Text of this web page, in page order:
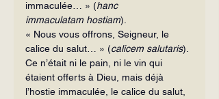
immaculée… » (hanc
immaculatam hostiam).
« Nous vous offrons, Seigneur, le
calice du salut… » (calicem salutaris).
Ce n’était ni le pain, ni le vin qui
étaient offerts à Dieu, mais déjà
l’hostie immaculée, le calice du salut,